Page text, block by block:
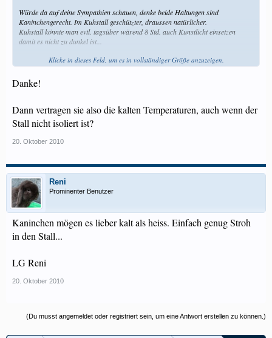
Würde da auf deine Sympathien schauen, denke beide Haltungen sind
Kaninchengerecht. Im Kuhstall geschützter, draussen natürlicher.
Kuhstall könnte man evtl. tagsüber wärend 8 Std. auch Kunstlicht einsetzen
damit es nicht zu dunkel ist...
Klicke in dieses Feld, um es in vollständiger Größe anzuzeigen.
Danke!
Dann vertragen sie also die kalten Temperaturen, auch wenn der
Stall nicht isoliert ist?
20. Oktober 2010
Reni
Prominenter Benutzer
Kaninchen mögen es lieber kalt als heiss. Einfach genug Stroh
in den Stall...
LG Reni
20. Oktober 2010
(Du musst angemeldet oder registriert sein, um eine Antwort erstellen zu können.)